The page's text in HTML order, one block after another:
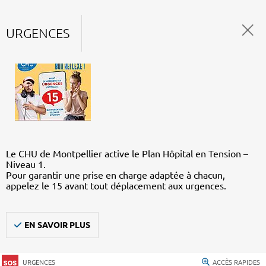
URGENCES
Le CHU de Montpellier active le Plan Hôpital en Tension –
Niveau 1.
Pour garantir une prise en charge adaptée à chacun,
appelez le 15 avant tout déplacement aux urgences.
EN SAVOIR PLUS
URGENCES ACCÈS RAPIDES